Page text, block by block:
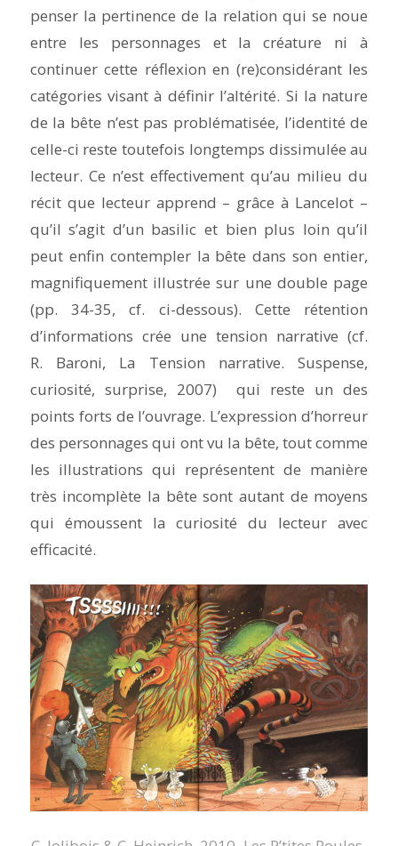
penser la pertinence de la relation qui se noue
entre les personnages et la créature ni à
continuer cette réflexion en (re)considérant les
catégories visant à définir l’altérité. Si la nature
de la bête n’est pas problématisée, l’identité de
celle-ci reste toutefois longtemps dissimulée au
lecteur. Ce n’est effectivement qu’au milieu du
récit que lecteur apprend – grâce à Lancelot –
qu’il s’agit d’un basilic et bien plus loin qu’il
peut enfin contempler la bête dans son entier,
magnifiquement illustrée sur une double page
(pp. 34-35, cf. ci-dessous). Cette rétention
d’informations crée une tension narrative (cf.
R. Baroni, La Tension narrative. Suspense,
curiosité, surprise, 2007) qui reste un des
points forts de l’ouvrage. L’expression d’horreur
des personnages qui ont vu la bête, tout comme
les illustrations qui représentent de manière
très incomplète la bête sont autant de moyens
qui émoussent la curiosité du lecteur avec
efficacité.